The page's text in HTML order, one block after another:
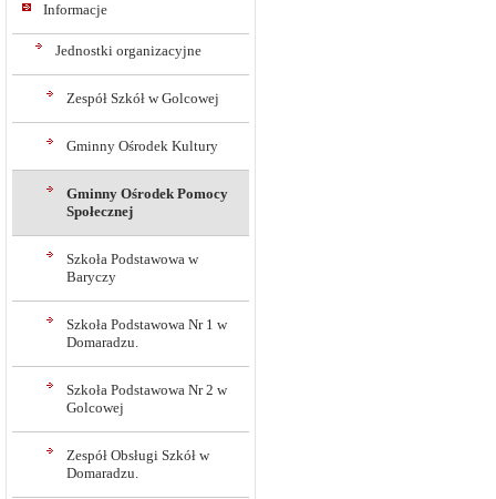
Informacje
Jednostki organizacyjne
Zespół Szkół w Golcowej
Gminny Ośrodek Kultury
Gminny Ośrodek Pomocy
Społecznej
Szkoła Podstawowa w
Baryczy
Szkoła Podstawowa Nr 1 w
Domaradzu.
Szkoła Podstawowa Nr 2 w
Golcowej
Zespół Obsługi Szkół w
Domaradzu.